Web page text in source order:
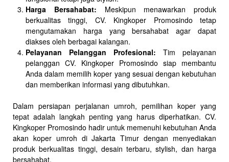
Harga Bersahabat: Meskipun menawarkan produk
berkualitas tinggi, CV. Kingkoper Promosindo tetap
mengutamakan harga yang bersahabat agar dapat
diakses oleh berbagai kalangan.
Pelayanan Pelanggan Profesional: Tim pelayanan
pelanggan CV. Kingkoper Promosindo siap membantu
Anda dalam memilih koper yang sesuai dengan kebutuhan
dan memberikan informasi yang dibutuhkan.
Dalam persiapan perjalanan umroh, pemilihan koper yang
tepat adalah langkah penting yang harus diperhatikan. CV.
Kingkoper Promosindo hadir untuk memenuhi kebutuhan Anda
akan koper umroh di Jakarta Timur dengan menyediakan
produk berkualitas tinggi, desain terbaru, stylish, dan harga
bersahabat.